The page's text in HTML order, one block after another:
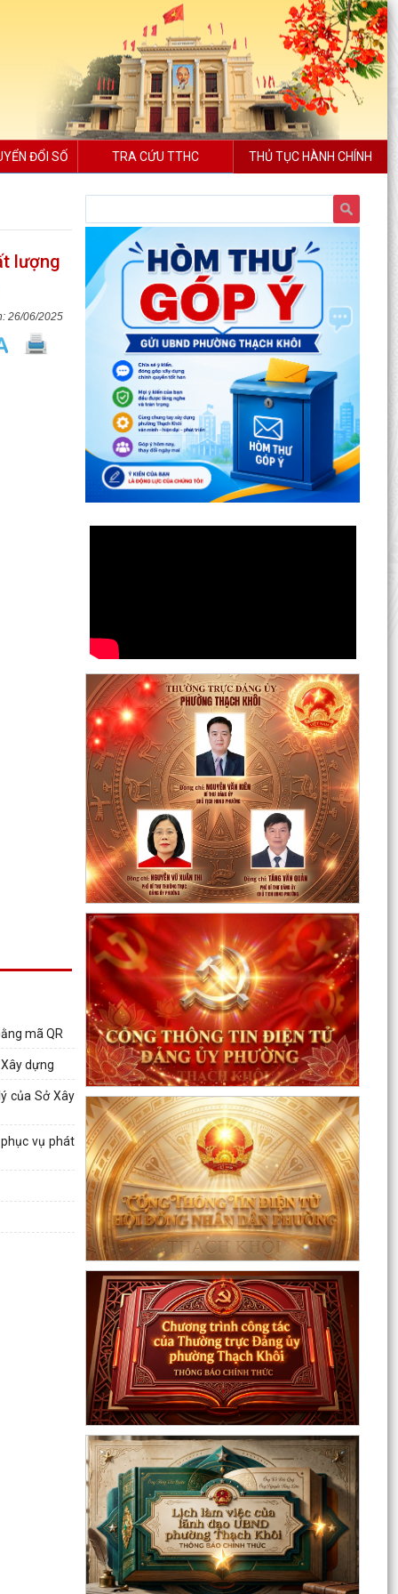
ĐỔI SỐ TRA CỨU TTHC THỦ TỤC HÀNH CHÍNH
lượng
26/06/2025
mã QR
dựng
của Sở Xây
vụ phát
Lan toả đạo lý "Uống nước nhớ nguồn" tại Trung
tâm Phục vụ hành chính công phường Thạch
Khôi: Hướng...
Nâng cao kỹ năng sử dụng Internet, mạng xã
hội an toàn cho trẻ em, học sinh trên địa bàn
thành phố
Hội nghị Ban Thường vụ Đảng ủy phường lần
thứ 35
Sôi nổi ngày hội hiến máu "Thạch Khôi - ngàn
trái tim hồng" năm 2026
Kế hoạch Giám sát và xử lý dịch, ổ dịch trên địa
bàn phường Thạch Khôi
Quyết định Về việc Ban hành Quy chế quản lý và
sử dụng nguồn công đức tại các di tích trên địa...
Quyết định Về việc ban hành Quy chế hoạt động
của Ban Quản lý di tích Phường Thạch Khôi,
thành phố...
UBND phường tổ chức phiên họp tháng 8/2026
(lần 1).
Kế hoạch tổ chức Hội nghị tuyên truyền, phổ
biến triển khai Luật sửa đổi, bổ sung một số điều
của...
Công tác tháng 8/2026 của Ủy ban nhân dân
phường Thạch Khôi